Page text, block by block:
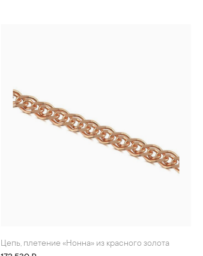
Цепь, плетение «Нонна» из красного золота